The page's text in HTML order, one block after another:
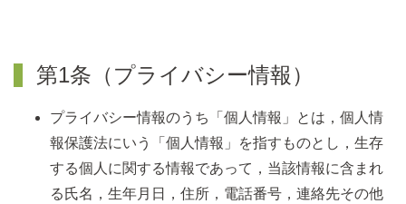
第1条（プライバシー情報）
プライバシー情報のうち「個人情報」とは，個人情
報保護法にいう「個人情報」を指すものとし，生存
する個人に関する情報であって，当該情報に含まれ
る氏名，生年月日，住所，電話番号，連絡先その他